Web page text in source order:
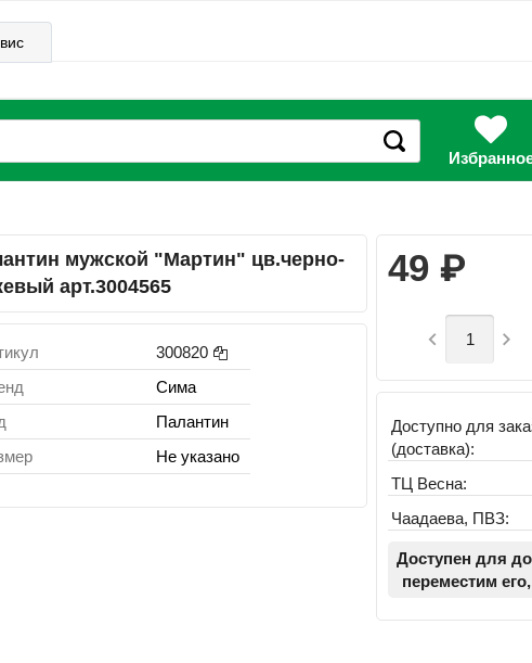
мужской "Мартин" цв.черно-
арт.3004565
300820
Сима
Палантин
Не указано
49 ₽
 
Доступно для
(доставка):
ТЦ Весна:
Чаадаева, ПВЗ:
Доступен для
переместим